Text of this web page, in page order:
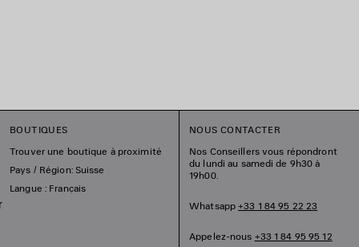
BOUTIQUES
Trouver une boutique à proximité
Pays / Région: Suisse
Langue : Français
NOUS CONTACTER
Nos Conseillers vous répondront
du lundi au samedi de 9h30 à
19h00.
Whatsapp+33 1 84 95 22 23
Appelez-nous +33 1 84 95 95 12